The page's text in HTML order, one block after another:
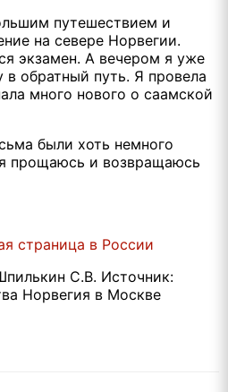
путешествием и
на севере Норвегии.
экзамен. А вечером я уже
в обратный путь. Я провела
много нового о саамской
были хоть немного
прощаюсь и возвращаюсь
страница в России
С.В. Источник:
Норвегия в Москве